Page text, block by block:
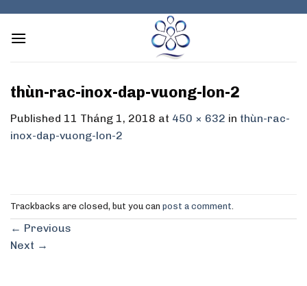
content
thùn-rac-inox-dap-vuong-lon-2
Published 11 Tháng 1, 2018 at 450 × 632 in thùn-rac-
inox-dap-vuong-lon-2
Trackbacks are closed, but you can post a comment
← Previous
Next →